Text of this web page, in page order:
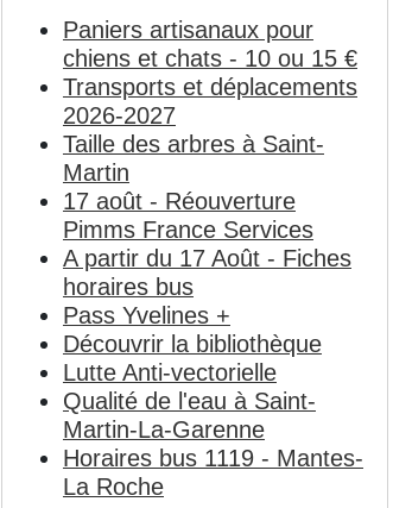
Paniers artisanaux pour
chiens et chats - 10 ou 15 €
Transports et déplacements
2026-2027
Taille des arbres à Saint-
Martin
17 août - Réouverture
Pimms France Services
A partir du 17 Août - Fiches
horaires bus
Pass Yvelines +
Découvrir la bibliothèque
Lutte Anti-vectorielle
Qualité de l'eau à Saint-
Martin-La-Garenne
Horaires bus 1119 - Mantes-
La Roche